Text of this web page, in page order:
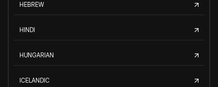
HEBREW
HINDI
HUNGARIAN
ICELANDIC